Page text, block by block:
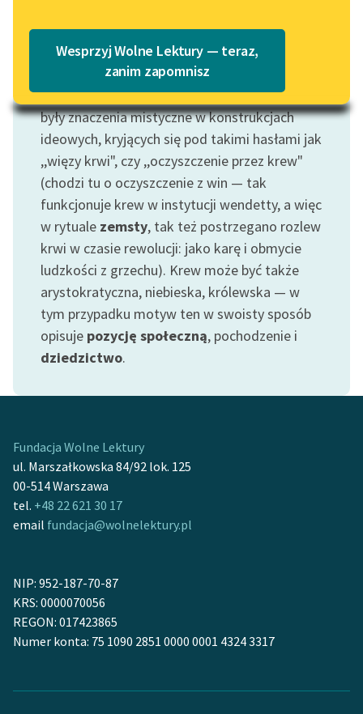
Lektury szkolne i klasyka
literatury do słuchania dla
uczennic i uczniów z
niepełnosprawnościami
E-kolekcja lektur
szkolnych i literatury do
słuchania dla uczennic i
niepełnosprawnościami
Feministyczne inspiracje.
Popularyzacja
skandynawskiej literatury
feministycznej
Ręce pełne poezji
Kolekcje edukacyjne
lektur szkolnych oraz
Starego Testamentu
Odkurzamy bohaterów
Szkoła Poezji Wolnych
Katalog w formacie PDF
O nas
Kontakt
Zespół
Wesprzyj Wolne Lektury — teraz,
zanim zapomnisz
jest znakiem otwarcia (np. w czasie porodu)
lub rozdarciaciała ; łączy się więc z
cierpieniem, bólem, ale też z samą istotą
ciała. Bywa znakiemzbrodni. Przypisywane jej
były znaczenia mistyczne w konstrukcjach
ideowych, kryjących się pod takimi hasłami jak
,,więzy krwi", czy ,,oczyszczenie przez krew"
(chodzi tu o oczyszczenie z win — tak
funkcjonuje krew w instytucji wendetty, a więc
w rytuale zemsty, tak też postrzegano rozlew
krwi w czasie rewolucji: jako karę i obmycie
ludzkości z grzechu). Krew może być także
arystokratyczna, niebieska, królewska — w
tym przypadku motyw ten w swoisty sposób
opisuje pozycję społeczną, pochodzenie i
dziedzictwo.
Fundacja Wolne Lektury
ul. Marszałkowska 84/92 lok. 125
00-514 Warszawa
tel. +48 22 621 30 17
email fundacja@wolnelektury.pl
NIP: 952-187-70-87
KRS: 0000070056
REGON: 017423865
Numer konta: 75 1090 2851 0000 0001 4324 3317